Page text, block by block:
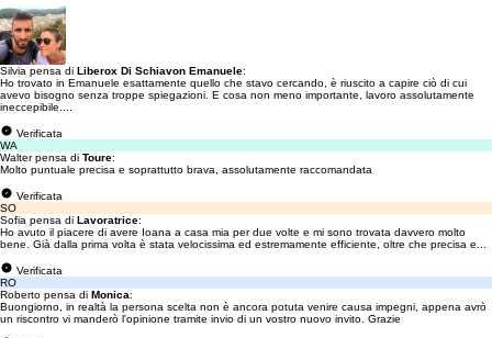
Silvia pensa di Liberox Di Schiavon Emanuele:
Ho trovato in Emanuele esattamente quello che stavo cercando, è riuscito a capire ciò di cui
avevo bisogno senza troppe spiegazioni. E cosa non meno importante, lavoro assolutamente
ineccepibile....
Verificata
WA
Walter pensa di Toure:
Molto puntuale precisa e soprattutto brava, assolutamente raccomandata
Verificata
SO
Sofia pensa di Lavoratrice:
Ho avuto il piacere di avere Ioana a casa mia per due volte e mi sono trovata davvero molto
bene. Già dalla prima volta è stata velocissima ed estremamente efficiente, oltre che precisa e...
Verificata
RO
Roberto pensa di Monica:
Buongiorno, in realtà la persona scelta non è ancora potuta venire causa impegni, appena avrò
un riscontro vi manderò l'opinione tramite invio di un vostro nuovo invito. Grazie